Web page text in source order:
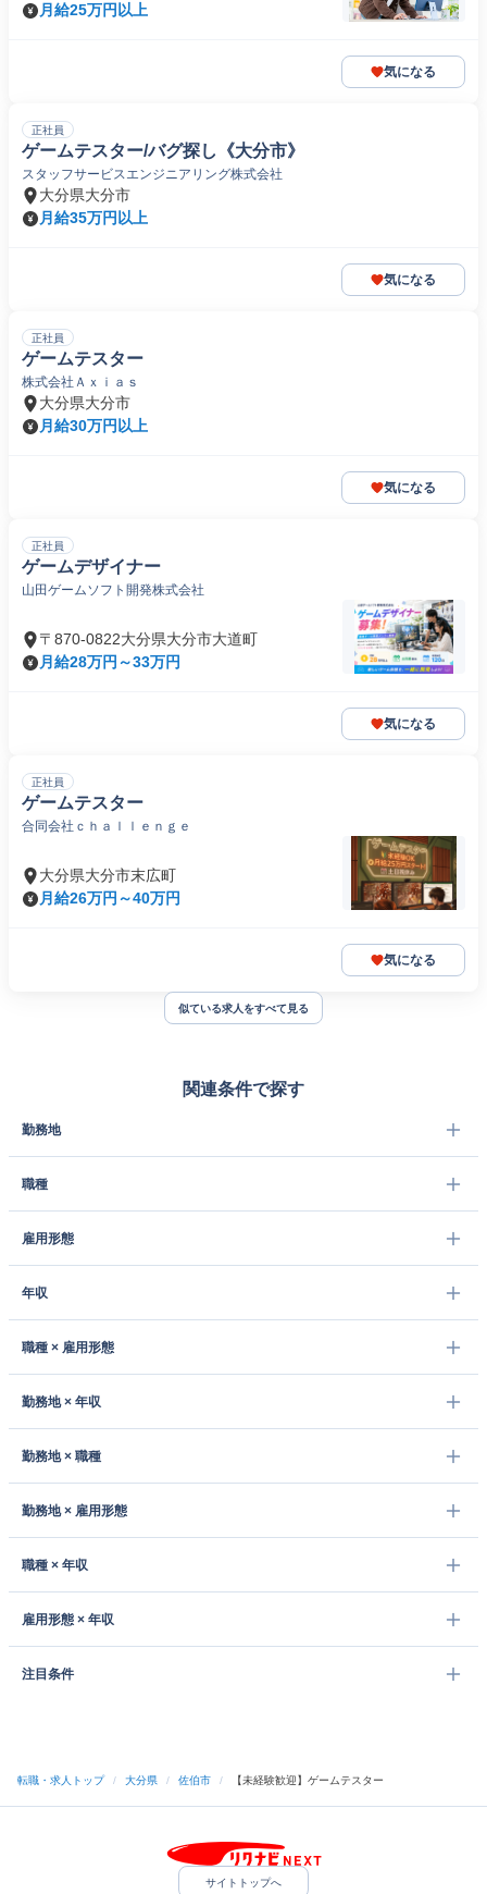
月給25万円以上
気になる
正社員
ゲームテスター/バグ探し《大分市》
スタッフサービスエンジニアリング株式会社
大分県大分市
月給35万円以上
気になる
正社員
ゲームテスター
株式会社Ａｘｉａｓ
大分県大分市
月給30万円以上
気になる
正社員
ゲームデザイナー
山田ゲームソフト開発株式会社
〒870-0822大分県大分市大道町
月給28万円～33万円
気になる
正社員
ゲームテスター
合同会社ｃｈａｌｌｅｎｇｅ
大分県大分市末広町
月給26万円～40万円
気になる
似ている求人をすべて見る
関連条件で探す
勤務地
職種
雇用形態
年収
職種 × 雇用形態
勤務地 × 年収
勤務地 × 職種
勤務地 × 雇用形態
職種 × 年収
雇用形態 × 年収
注目条件
転職・求人トップ / 大分県 / 佐伯市 / 【未経験歓迎】ゲームテスター
サイトトップへ